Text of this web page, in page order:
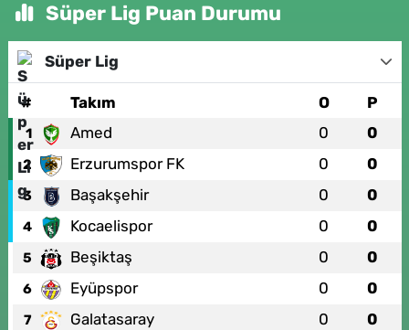
Süper Lig Puan Durumu
Süper Lig
# Takım O P
1 Amed 0 0
2 Erzurumspor FK 0 0
3 Başakşehir 0 0
4 Kocaelispor 0 0
5 Beşiktaş 0 0
6 Eyüpspor 0 0
7 Galatasaray 0 0